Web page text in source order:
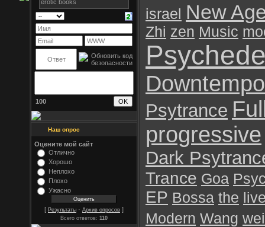
100
Наш опрос
Оцените мой сайт
Отлично
Хорошо
Неплохо
Плохо
Ужасно
[ Результаты · Архив опросов ]
Всего ответов: 110
israel New
Zhi zen Music
Downtempo
Psytrance
progressive
Dark
Trance Goa
EP Bossa the
Modern Wang wei